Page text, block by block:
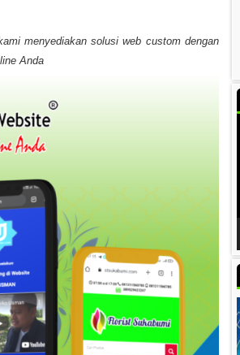
menyediakan solusi web custom dengan
Anda